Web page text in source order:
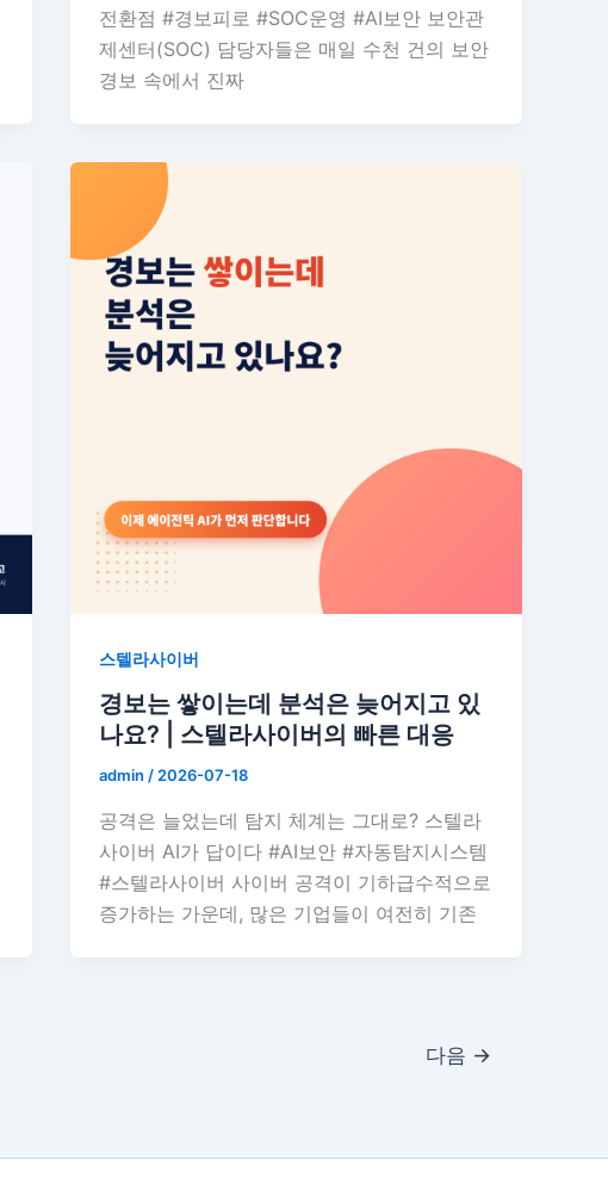
전환점 #경보피로 #SOC운영 #AI보안 보안관
제센터(SOC) 담당자들은 매일 수천 건의 보안
경보 속에서 진짜
스텔라사이버
경보는 쌓이는데 분석은 늦어지고 있
나요? | 스텔라사이버의 빠른 대응
admin/2026-07-18
공격은 늘었는데 탐지 체계는 그대로? 스텔라
사이버 AI가 답이다 #AI보안 #자동탐지시스템
#스텔라사이버 사이버 공격이 기하급수적으로
증가하는 가운데, 많은 기업들이 여전히 기존
다음 →